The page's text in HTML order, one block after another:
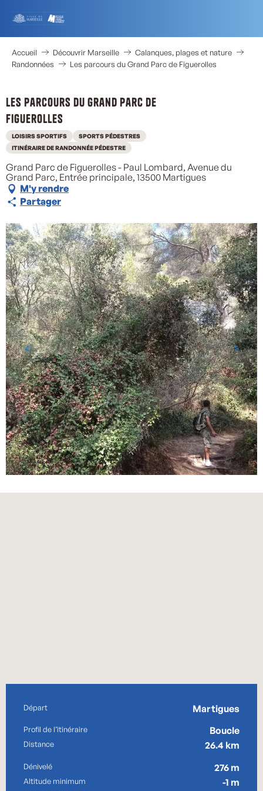
contenu
principal
Accueil Découvrir Marseille
Calanques, plages et nature
Randonnées
Les parcours du Grand Parc de Figuerolles
Les parcours du Grand Parc de
Figuerolles
LOISIRS SPORTIFS
SPORTS PÉDESTRES
ITINÉRAIRE DE RANDONNÉE PÉDESTRE
Grand Parc de Figuerolles - Paul Lombard, Avenue du
Grand Parc, Entrée principale, 13500 Martigues
M'y rendre
Partager
Informations pratiques
Départ Martigues
Profil de l’itinéraire Boucle
Distance 26.4 km
Dénivelé 276 m
Altitude minimum -1 m